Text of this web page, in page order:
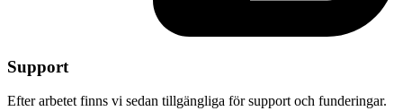
Support
Efter arbetet finns vi sedan tillgängliga för support och funderingar.